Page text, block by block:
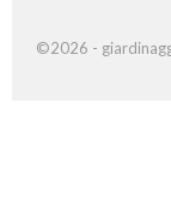
©2026 -